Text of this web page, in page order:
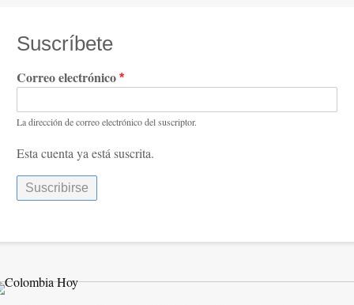
Suscríbete
Correo electrónico
La dirección de correo electrónico del suscriptor.
Esta cuenta ya está suscrita.